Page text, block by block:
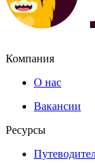
Компания
О нас
Вакансии
Ресурсы